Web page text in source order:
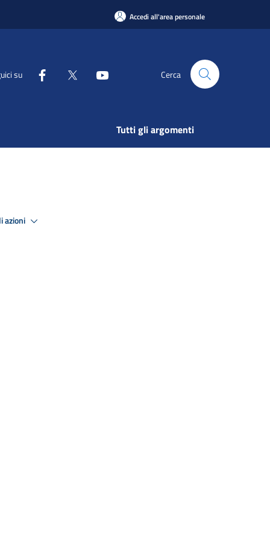
Accedi all'area personale
su Cerca
Tutti gli argomenti
azioni